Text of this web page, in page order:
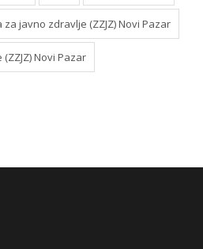
za javno zdravlje (ZZJZ) Novi Pazar
Novi Pazar